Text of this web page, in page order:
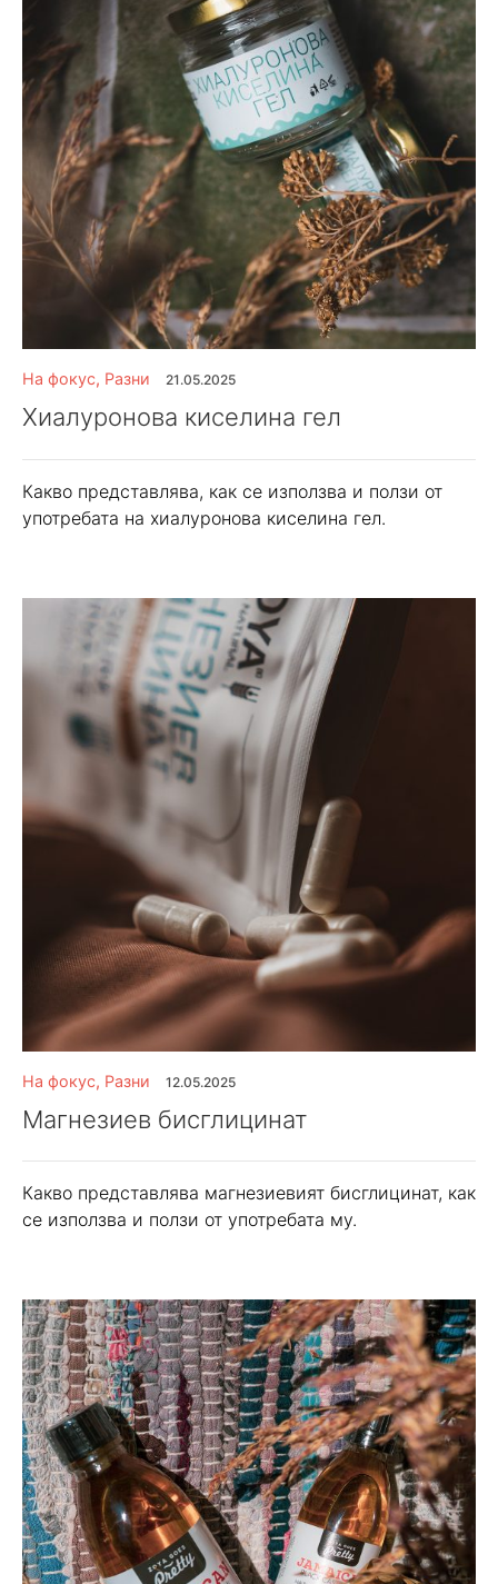
На фокус, Разни 21.05.2025
Хиалуронова киселина гел
Какво представлява, как се използва и ползи от
употребата на хиалуронова киселина гел.
На фокус, Разни 12.05.2025
Магнезиев бисглицинат
Какво представлява магнезиевият бисглицинат, как
се използва и ползи от употребата му.